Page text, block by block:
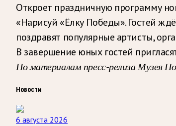
Откроет праздничную программу
«Нарисуй «Ёлку Победы». Гостей
поздравят популярные артисты,
В завершение юных гостей
По материалам пресс-релиза Музея
Новости
6 августа 2026